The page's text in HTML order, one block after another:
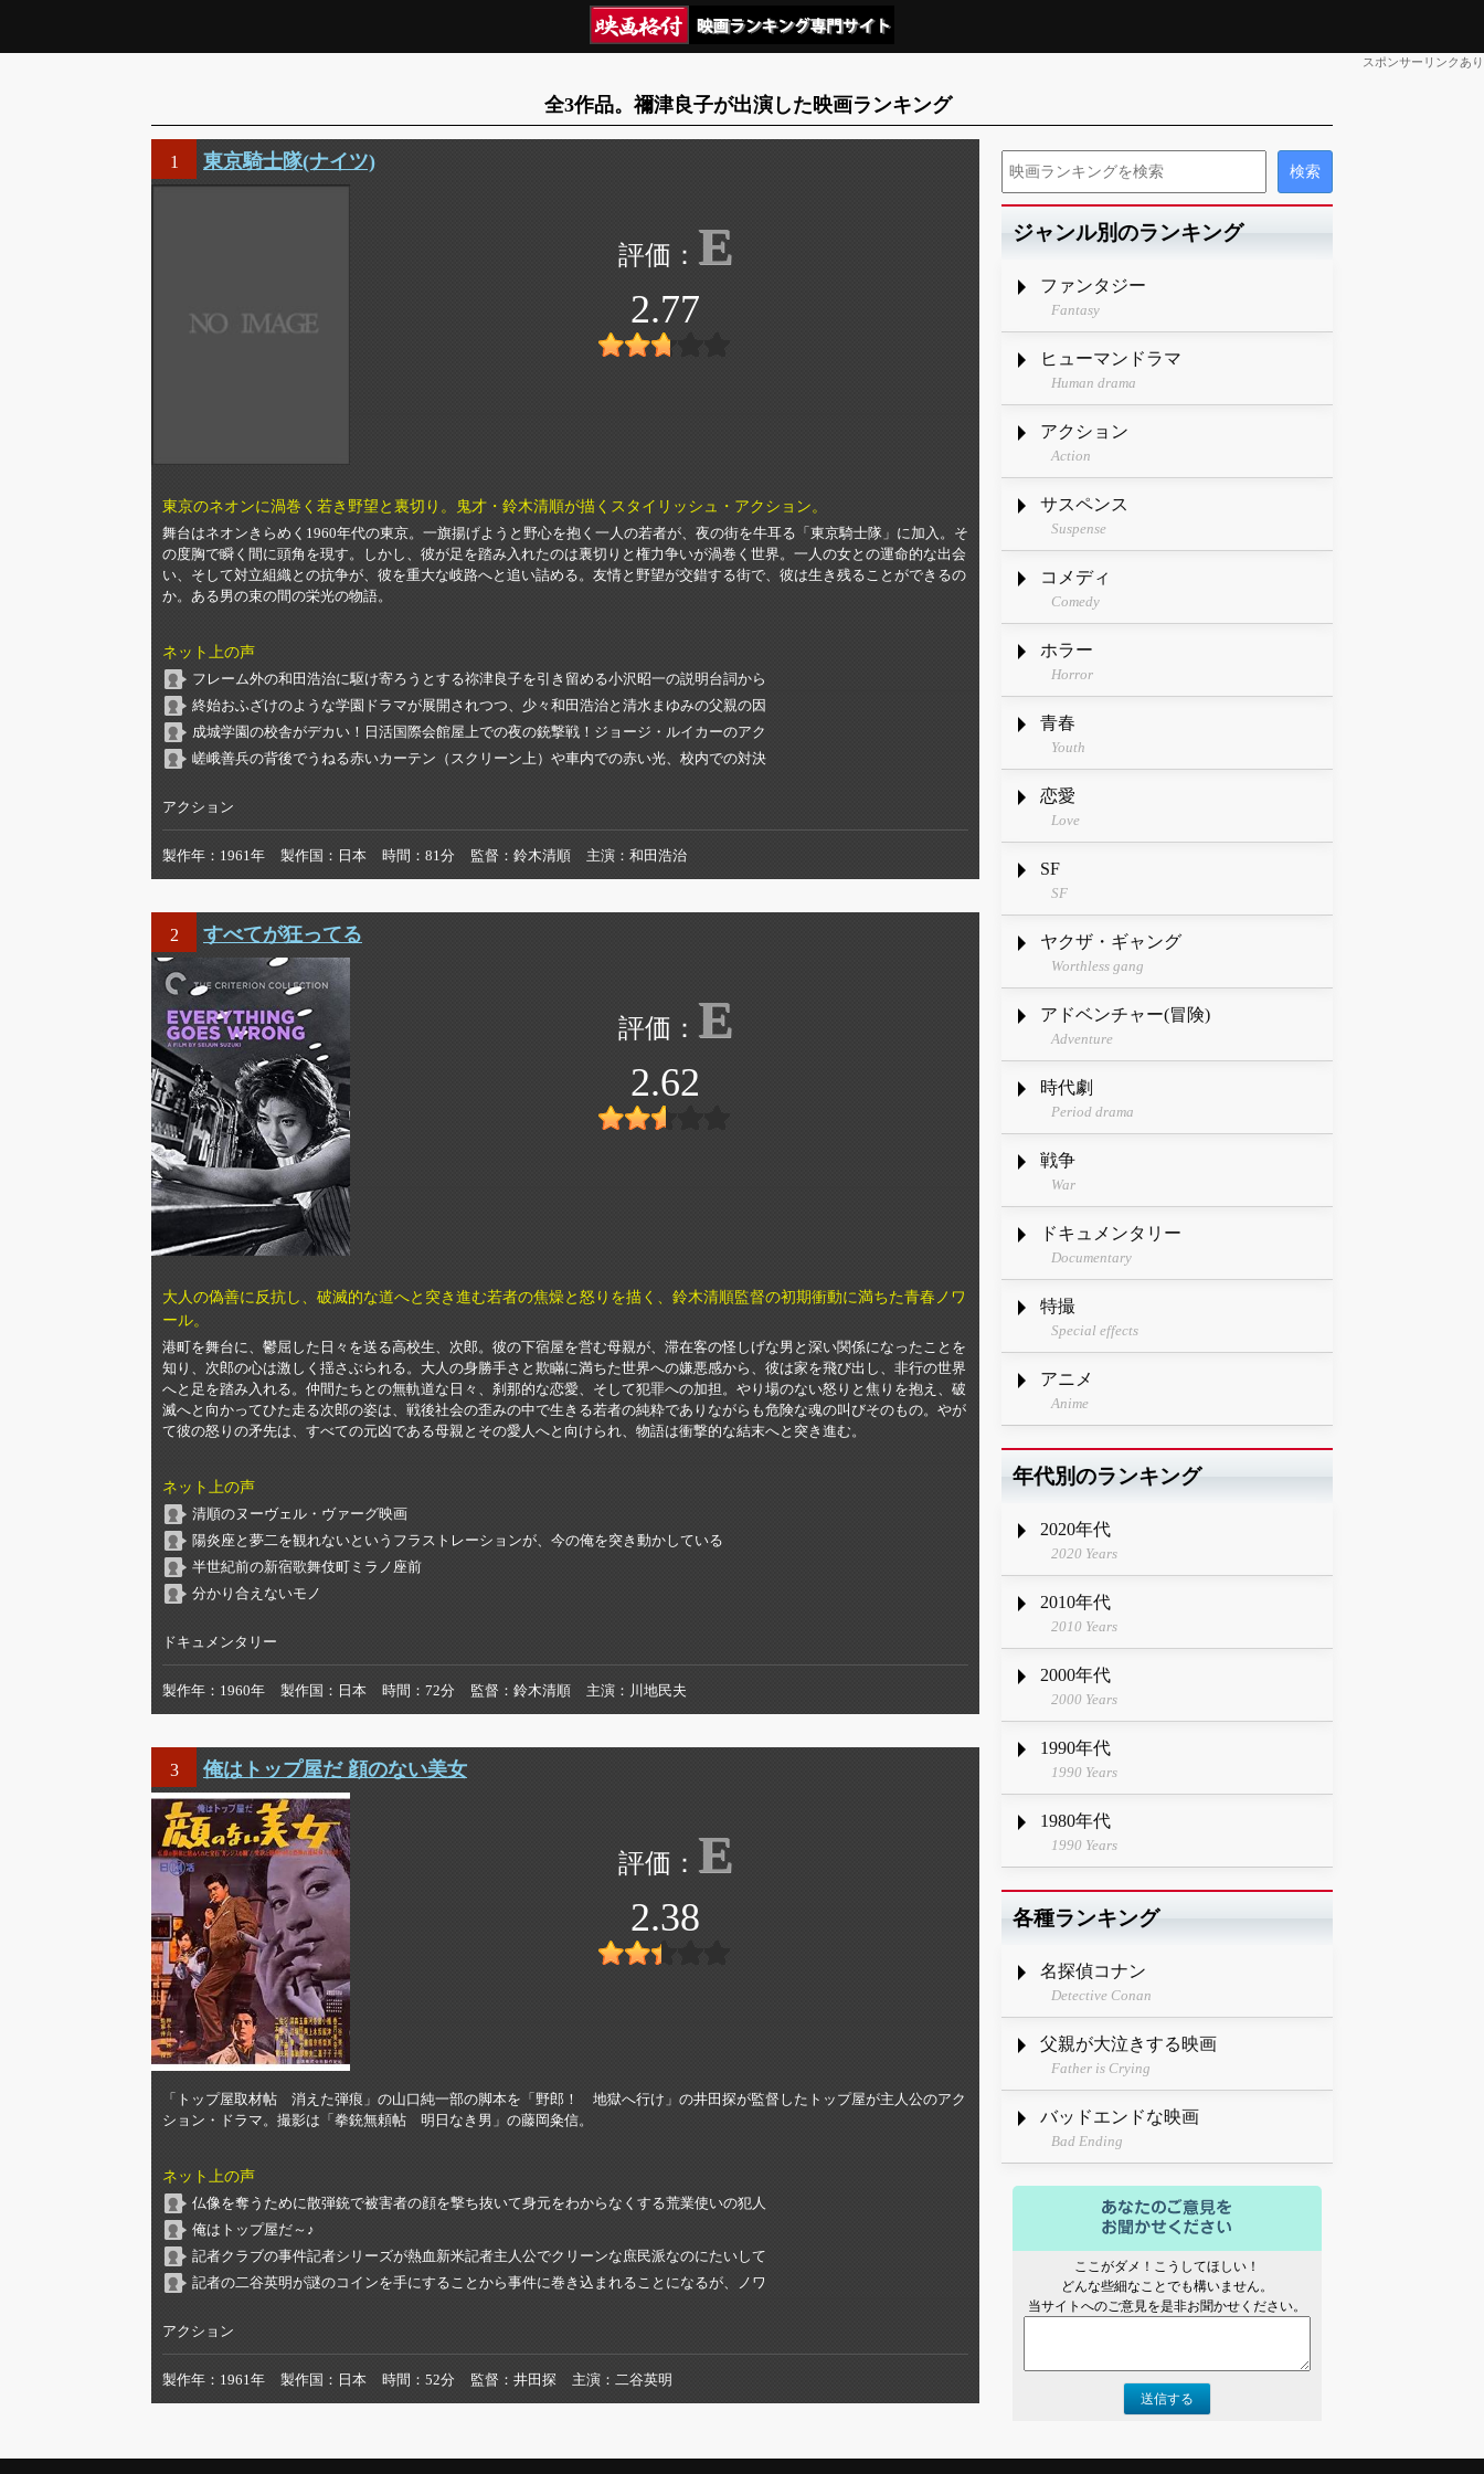
スポンサーリンクあり
全3作品。禰津良子が出演した映画ランキング
1 東京騎士隊(ナイツ)
E
2.77
東京のネオンに渦巻く若き野望と裏切り。鬼才・鈴木清順が描くスタイリッシュ・アクション。
舞台はネオンきらめく1960年代の東京。一旗揚げようと野心を抱く一人の若者が、夜の街を牛耳る「東京騎士隊」に加入。そ
の度胸で瞬く間に頭角を現す。しかし、彼が足を踏み入れたのは裏切りと権力争いが渦巻く世界。一人の女との運命的な出会
い、そして対立組織との抗争が、彼を重大な岐路へと追い詰める。友情と野望が交錯する街で、彼は生き残ることができるの
か。ある男の束の間の栄光の物語。
ネット上の声
フレーム外の和田浩治に駆け寄ろうとする祢津良子を引き留める小沢昭一の説明台詞から
終始おふざけのような学園ドラマが展開されつつ、少々和田浩治と清水まゆみの父親の因
成城学園の校舎がデカい！日活国際会館屋上での夜の銃撃戦！ジョージ・ルイカーのアク
嵯峨善兵の背後でうねる赤いカーテン（スクリーン上）や車内での赤い光、校内での対決
アクション
製作年 1961年 製作国 日本 時間 81分 監督 鈴木清順 主演 和田浩治
2 すべてが狂ってる
E
2.62
大人の偽善に反抗し、破滅的な道へと突き進む若者の焦燥と怒りを描く、鈴木清順監督の初期衝動に満ちた青春ノワ
ール。
港町を舞台に、鬱屈した日々を送る高校生、次郎。彼の下宿屋を営む母親が、滞在客の怪しげな男と深い関係になったことを
知り、次郎の心は激しく揺さぶられる。大人の身勝手さと欺瞞に満ちた世界への嫌悪感から、彼は家を飛び出し、非行の世界
へと足を踏み入れる。仲間たちとの無軌道な日々、刹那的な恋愛、そして犯罪への加担。やり場のない怒りと焦りを抱え、破
滅へと向かってひた走る次郎の姿は、戦後社会の歪みの中で生きる若者の純粋でありながらも危険な魂の叫びそのもの。やが
て彼の怒りの矛先は、すべての元凶である母親とその愛人へと向けられ、物語は衝撃的な結末へと突き進む。
ネット上の声
清順のヌーヴェル・ヴァーグ映画
陽炎座と夢二を観れないというフラストレーションが、今の俺を突き動かしている
半世紀前の新宿歌舞伎町ミラノ座前
分かり合えないモノ
ドキュメンタリー
製作年 1960年 製作国 日本 時間 72分 監督 鈴木清順 主演 川地民夫
3 俺はトップ屋だ 顔のない美女
E
2.38
「トップ屋取材帖 消えた弾痕」の山口純一部の脚本を「野郎！ 地獄へ行け」の井田探が監督したトップ屋が主人公のアク
ション・ドラマ。撮影は「拳銃無頼帖 明日なき男」の藤岡粂信。
ネット上の声
仏像を奪うために散弾銃で被害者の顔を撃ち抜いて身元をわからなくする荒業使いの犯人
俺はトップ屋だ～♪
記者クラブの事件記者シリーズが熱血新米記者主人公でクリーンな庶民派なのにたいして
記者の二谷英明が謎のコインを手にすることから事件に巻き込まれることになるが、ノワ
アクション
製作年 1961年 製作国 日本 時間 52分 監督 井田探 主演 二谷英明
ジャンル別のランキング
ファンタジー
Fantasy
ヒューマンドラマ
Human drama
アクション
Action
サスペンス
Suspense
コメディ
Comedy
ホラー
Horror
青春
Youth
恋愛
Love
SF
SF
ヤクザ・ギャング
Worthless gang
アドベンチャー(冒険)
Adventure
時代劇
Period drama
戦争
War
ドキュメンタリー
Documentary
特撮
Special effects
アニメ
Anime
年代別のランキング
2020年代
2020 Years
2010年代
2010 Years
2000年代
2000 Years
1990年代
1990 Years
1980年代
1990 Years
各種ランキング
名探偵コナン
Detective Conan
父親が大泣きする映画
Father is Crying
バッドエンドな映画
Bad Ending
ここがダメ！こうしてほしい！
どんな些細なことでも構いません。
当サイトへのご意見を是非お聞かせください。
送信する